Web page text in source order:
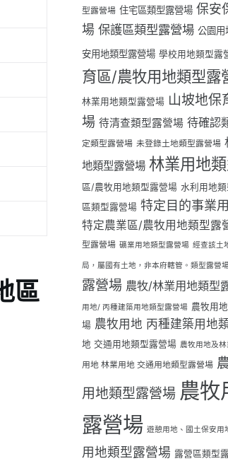
區
型露營場 住宅區類型露營場 保安
場 保護區類型露營場 公園用
安用地類型露營場 學校用地類型露
育區/農牧用地類型露
林業用地類型露營場 山坡地保
場 待清查類型露營場 待確認
定類型露營場 未登錄土地類型露營場
地類型露營場 林業用地
區/農牧用地類型露營場 水利用地
區類型露營場 特定目的事業
特定農業區/農牧用地類型露
型露營場 礦業用地類型露營場 經查該土
局，屬國有土地，非本府轄管。類型露營
露營場 農牧/林業用地類型
用地/ 丙種建築用地類型露營場 農牧用
場 農牧用地 丙種建築用地
地 交通用地類型露營場 農牧用地及
用地 林業用地 交通用地類型露營場
用地類型露營場 農牧
露營場 遊憩用地、國土保安用
用地類型露營場 露營區類型